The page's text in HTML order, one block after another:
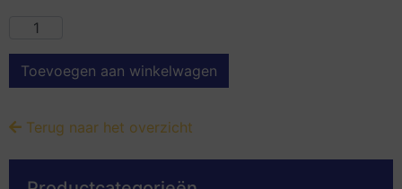
Toevoegen aan winkelwagen
Terug naar het overzicht